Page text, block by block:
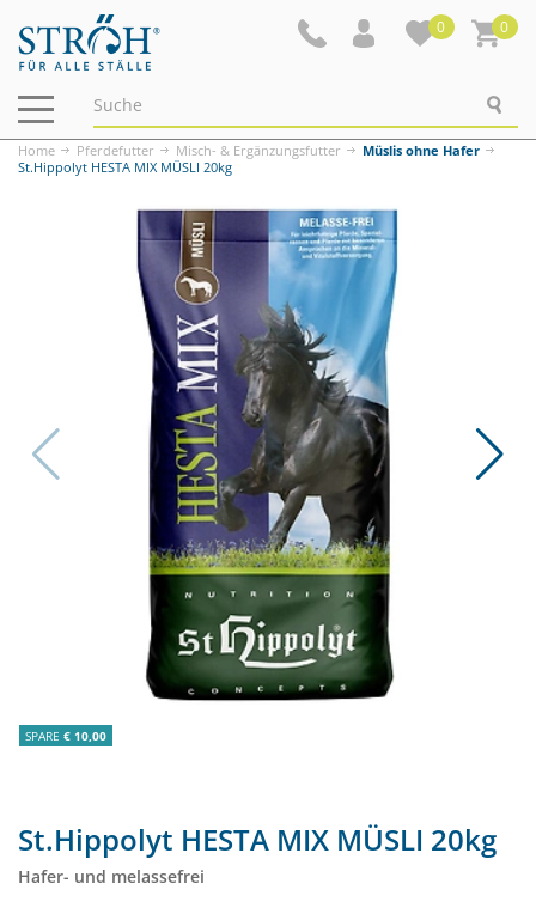
0 0
Navigation
ein-/ausblenden
Home Pferdefutter Misch- & Ergänzungsfutter
Müslis ohne Hafer
St.Hippolyt HESTA MIX MÜSLI 20kg
SPARE € 10,00
St.Hippolyt HESTA MIX MÜSLI 20kg
Hafer- und melassefrei